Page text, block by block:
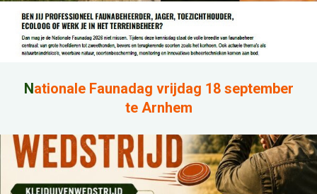
Nationale Faunadag vrijdag 18 september
te Arnhem